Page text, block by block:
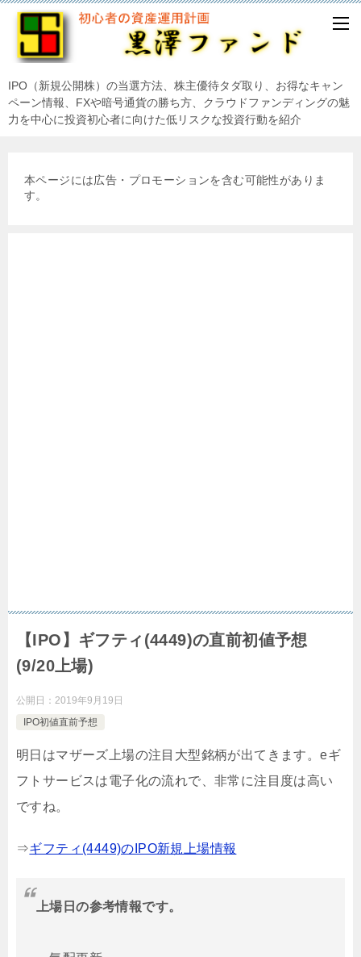
IPO（新規公開株）の当選方法、株主優待タダ取り、お得なキャン
ペーン情報、FXや暗号通貨の勝ち方、クラウドファンディングの魅
力を中心に投資初心者に向けた低リスクな投資行動を紹介
本ページには広告・プロモーションを含む可能性がありま
す。
【IPO】ギフティ(4449)の直前初値予想
(9/20上場)
公開日： 2019年9月19日
IPO初値直前予想
明日はマザーズ上場の注目大型銘柄が出てきます。eギ
フトサービスは電子化の流れで、非常に注目度は高い
ですね。
⇒ギフティ(4449)のIPO新規上場情報
上場日の参考情報です。